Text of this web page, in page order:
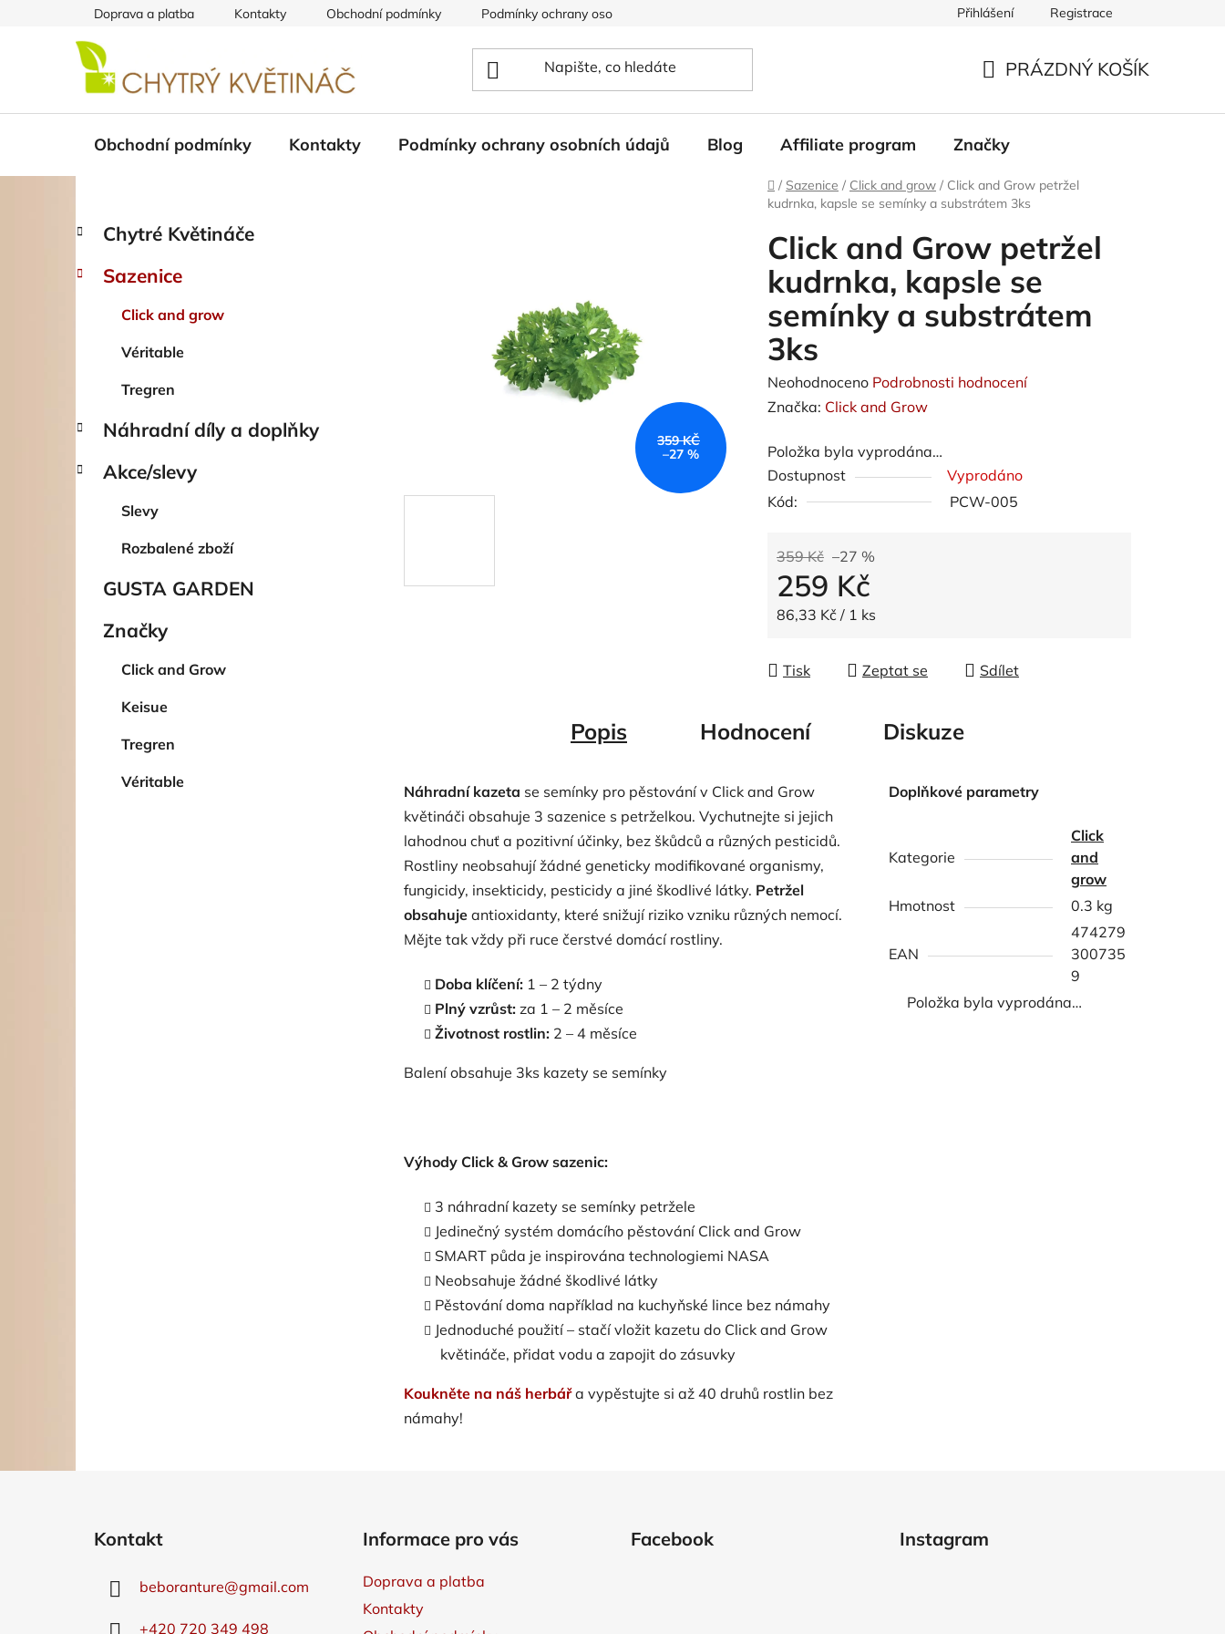
Doprava a platba Kontakty Obchodní podmínky Podmínky ochrany osobních údajů Přihlášení Registrace
KOŠÍK
PRÁZDNÝ KOŠÍK
Obchodní podmínky Kontakty Podmínky ochrany osobních údajů Blog Affiliate program Značky
Domů
/ Sazenice / Click and grow / Click and Grow petržel
kudrnka, kapsle se semínky a substrátem 3ks
P
s
p
a
kategorie
a
e
Chytré Květináče
Sazenice
Click and grow
Véritable
Tregren
Náhradní díly a doplňky
Akce/slevy
Slevy
Rozbalené zboží
GUSTA GARDEN
Značky
Click and Grow
Keisue
Tregren
Véritable
Click and Grow petržel
kudrnka, kapsle se
semínky a substrátem
3ks
Průměrné
hodnocení
je
0,0
z
hvězdiček.
Neohodnoceno Podrobnosti hodnocení
Značka: Click and Grow
Položka byla vyprodána…
Dostupnost
Vyprodáno
Kód:
PCW-005
359 Kč –27 %
259 Kč
Měrná cena:
86,33 Kč / 1 ks
Tisk Zeptat se Sdílet
359 KČ
–27 %
Popis Hodnocení Diskuze
Náhradní kazeta se semínky pro pěstování v Click and Grow
květináči obsahuje 3 sazenice s petrželkou. Vychutnejte si jejich
lahodnou chuť a pozitivní účinky, bez škůdců a různých pesticidů.
Rostliny neobsahují žádné geneticky modifikované organismy,
fungicidy, insekticidy, pesticidy a jiné škodlivé látky. Petržel
obsahuje antioxidanty, které snižují riziko vzniku různých nemocí.
Mějte tak vždy při ruce čerstvé domácí rostliny.
Doba klíčení: 1 – 2 týdny
Plný vzrůst: za 1 – 2 měsíce
Životnost rostlin: 2 – 4 měsíce
Balení obsahuje 3ks kazety se semínky
Výhody Click & Grow sazenic:
3 náhradní kazety se semínky petržele
Jedinečný systém domácího pěstování Click and Grow
SMART půda je inspirována technologiemi NASA
Neobsahuje žádné škodlivé látky
Pěstování doma například na kuchyňské lince bez námahy
Jednoduché použití – stačí vložit kazetu do Click and Grow
květináče, přidat vodu a zapojit do zásuvky
Koukněte na náš herbářa vypěstujte si až 40 druhů rostlin bez
námahy!
Doplňkové parametry
Kategorie
Click
and
grow
Hmotnost
0.3 kg
EAN
474279
300735
9
Položka byla vyprodána…
Kontakt
beboranture@gmail.com
+420 720 349 498
Informace pro vás
Doprava a platba
Kontakty
Facebook Instagram